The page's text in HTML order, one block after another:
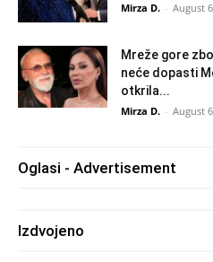
Mirza D. - August
Mreže gore
neće dopasti
otkrila...
Mirza D. - August
Oglasi - Advertisement
Izdvojeno